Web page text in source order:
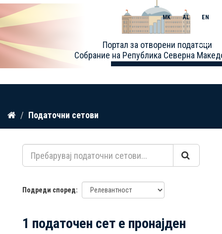
Прескокнете
содржина
Портал за отворени податоци
Собрание на Република Северна
MK AL EN
Toggle
Податочни сетови
Подреди според
1 податочен сет е пронајден